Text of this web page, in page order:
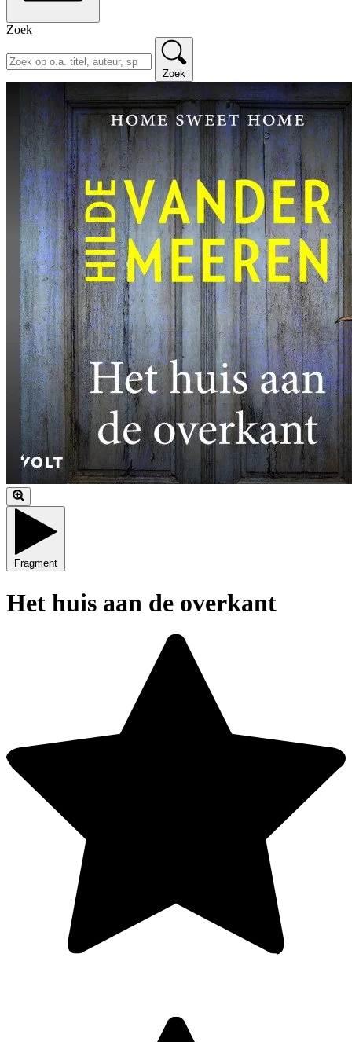
Zoek
Zoek
Fragment
Het huis aan de overkant